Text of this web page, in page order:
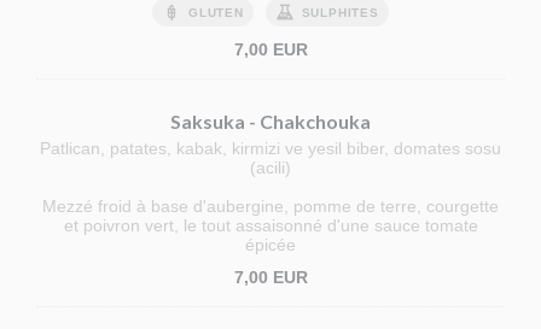
GLUTEN SULPHITES
7,00 EUR
Saksuka - Chakchouka
Patlican, patates, kabak, kirmizi ve yesil biber, domates sosu
(acili)
Mezzé froid à base d'aubergine, pomme de terre, courgette
et poivron vert, le tout assaisonné d'une sauce tomate
épicée
7,00 EUR